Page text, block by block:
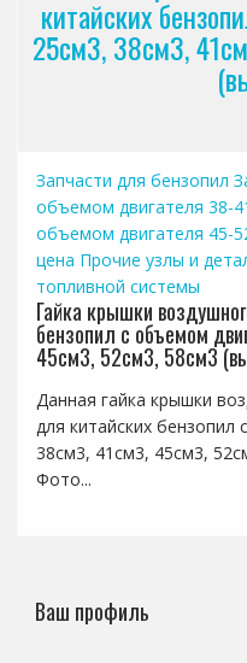
китайских
25см3, 38см3,
Запчасти для бензопил
объемом двигателя 38-
объемом двигателя 45-
цена Прочие узлы и
топливной системы
Гайка крышки
бензопил с объемом
45см3, 52см3, 58см3
Данная гайка крышки
для китайских
38см3, 41см3, 45см3,
Фото...
Ваш профиль